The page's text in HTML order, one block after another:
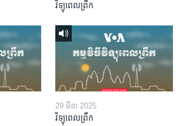
វិទ្យុពេលព្រឹក
29 មីនា 2025
វិទ្យុពេលព្រឹក